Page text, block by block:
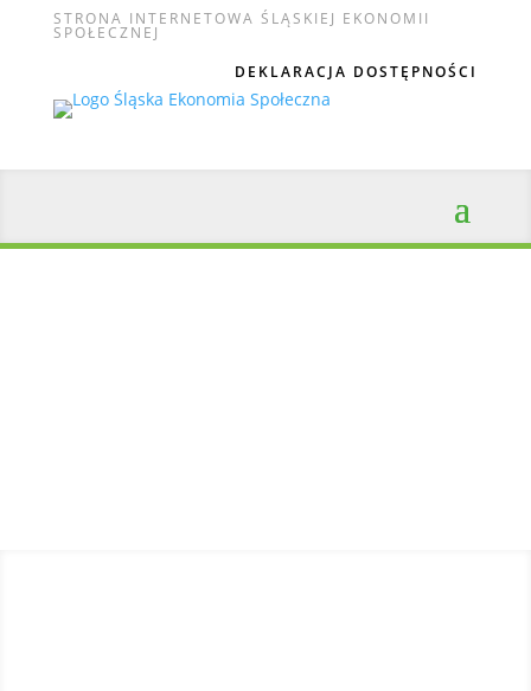
STRONA INTERNETOWA ŚLĄSKIEJ EKONOMII
SPOŁECZNEJ
DEKLARACJA DOSTĘPNOŚCI